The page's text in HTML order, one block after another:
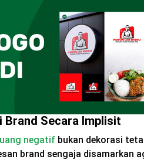
Brand Secara Implisit
negatif bukan dekorasi
brand sengaja disamarkan